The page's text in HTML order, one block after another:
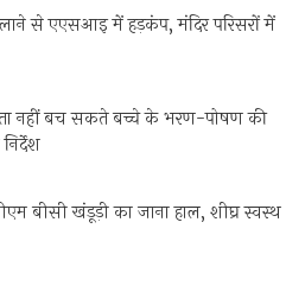
लाने से एएसआइ में हड़कंप, मंदिर परिसरों में
नहीं बच सकते बच्चे के भरण-पोषण की
बीसी खंडूड़ी का जाना हाल, शीघ्र स्वस्थ